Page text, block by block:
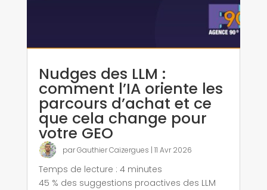
Nudges des LLM :
comment l’IA oriente les
parcours d’achat et ce
que cela change pour
votre GEO
parGauthier Caizergues | 11 Avr 2026
Temps de lecture : 4 minutes
45 % des suggestions proactives des LLM